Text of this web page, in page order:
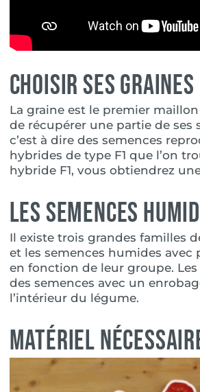
Choisir ses graines
La graine est le premier
de récupérer une partie de ses
c’est à dire des semences
hybrides de type F1 que l’on
hybride F1, vous obtiendrez
Les semences
Il existe trois grandes familles
et les semences humides avec
en fonction de leur groupe.
des semences avec un
l’intérieur du légume.
Matériel